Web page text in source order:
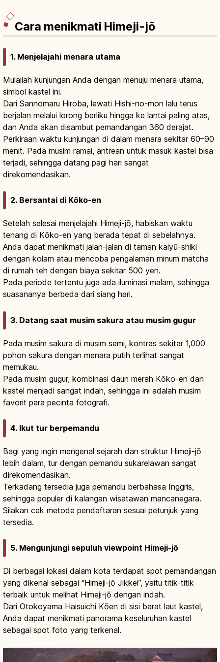
Cara menikmati Himeji-jō
1. Menjelajahi menara utama
Mulailah kunjungan Anda dengan menuju menara utama,
simbol kastel ini.
Dari Sannomaru Hiroba, lewati Hishi-no-mon lalu terus
berjalan melalui lorong berliku hingga ke lantai paling atas,
dan Anda akan disambut pemandangan 360 derajat.
Perkiraan waktu kunjungan di dalam menara sekitar 60–90
menit. Pada musim ramai, antrean untuk masuk kastel bisa
terjadi, sehingga datang pagi hari sangat
direkomendasikan.
2. Bersantai di Kōko-en
Setelah selesai menjelajahi Himeji-jō, habiskan waktu
tenang di Kōko-en yang berada tepat di sebelahnya.
Anda dapat menikmati jalan-jalan di taman kaiyū-shiki
dengan kolam atau mencoba pengalaman minum matcha
di rumah teh dengan biaya sekitar 500 yen.
Pada periode tertentu juga ada iluminasi malam, sehingga
suasananya berbeda dari siang hari.
3. Datang saat musim sakura atau musim gugur
Pada musim sakura di musim semi, kontras sekitar 1,000
pohon sakura dengan menara putih terlihat sangat
memukau.
Pada musim gugur, kombinasi daun merah Kōko-en dan
kastel menjadi sangat indah, sehingga ini adalah musim
favorit para pecinta fotografi.
4. Ikut tur berpemandu
Bagi yang ingin mengenal sejarah dan struktur Himeji-jō
lebih dalam, tur dengan pemandu sukarelawan sangat
direkomendasikan.
Terkadang tersedia juga pemandu berbahasa Inggris,
sehingga populer di kalangan wisatawan mancanegara.
Silakan cek metode pendaftaran sesuai petunjuk yang
tersedia.
5. Mengunjungi sepuluh viewpoint Himeji-jō
Di berbagai lokasi dalam kota terdapat spot pemandangan
yang dikenal sebagai “Himeji-jō Jikkei”, yaitu titik-titik
terbaik untuk melihat Himeji-jō dengan indah.
Dari Otokoyama Haisuichi Kōen di sisi barat laut kastel,
Anda dapat menikmati panorama keseluruhan kastel
sebagai spot foto yang terkenal.